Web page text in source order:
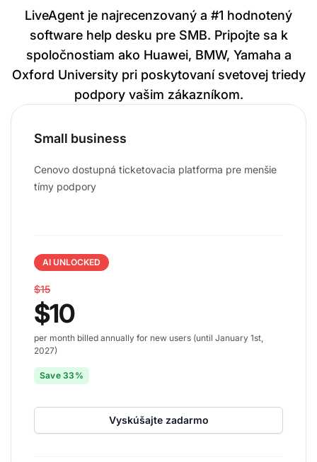
LiveAgent je najrecenzovaný a #1 hodnotený
software help desku pre SMB. Pripojte sa k
spoločnostiam ako Huawei, BMW, Yamaha a
Oxford University pri poskytovaní svetovej triedy
podpory vašim zákazníkom.
Small business
Cenovo dostupná ticketovacia platforma pre menšie
tímy podpory
AI UNLOCKED
$15
$10
per month billed annually for new users (until January 1st,
2027)
Save 33%
Vyskúšajte zadarmo